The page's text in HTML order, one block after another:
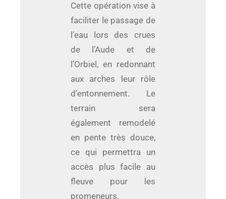
Cette opération vise à
faciliter le passage de
l’eau lors des crues
de l’Aude et de
l’Orbiel, en redonnant
aux arches leur rôle
d’entonnement. Le
terrain sera
également remodelé
en pente très douce,
ce qui permettra un
accès plus facile au
fleuve pour les
promeneurs.